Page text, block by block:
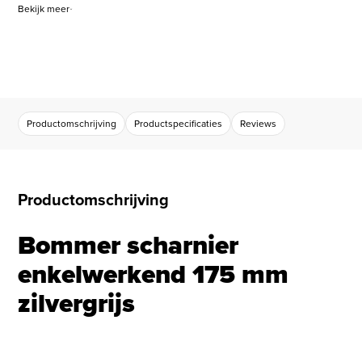
Bekijk meer
Productomschrijving Productspecificaties Reviews
Productomschrijving
Bommer scharnier
enkelwerkend 175 mm
zilvergrijs